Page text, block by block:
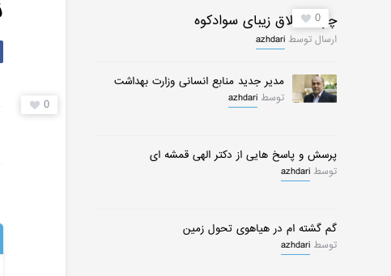
0
0
چرات ییلاق زیبای سوادکوه
ارسال توسط azhdari
مدیر جدید منابع انسانی وزارت بهداشت
توسط azhdari
پرسش و پاسخ هایی از دکتر الهی قمشه ای
توسط azhdari
گم گشته ام در هیاهوی تحول زمین
توسط azhdari